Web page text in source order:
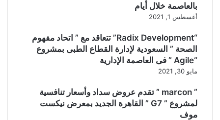
بالعاصمة خلال أيام
أغسطس 1, 2021
“Radix Development” تتعاقد مع ” اتحاد مفهوم
الصحة ” السعودية لإدارة القطاع الطبى بمشروع
“Agile ” فى العاصمة الإدارية
مايو 30, 2021
” marcon ” تقدم عروض سداد وأسعار تنافسية
لمشروع ” G7 ” القاهرة الجديد بمعرض نيكست
موف